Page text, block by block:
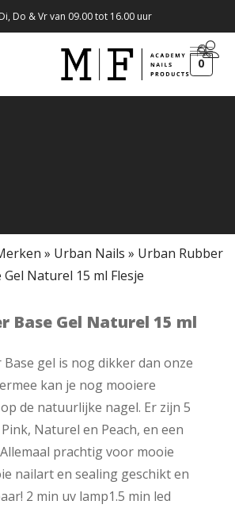
Do & Vr van 09.00 tot 16.00 uur
0
» Urban Nails » Urban Rubber
Gel Naturel 15 ml Flesje
Base Gel Naturel 15 ml
gel is nog dikker dan onze
kan je nog mooiere
de natuurlijke nagel. Er zijn 5
Naturel en Peach, en een
prachtig voor mooie
nailart en sealing geschikt en
2 min uv lamp1.5 min led